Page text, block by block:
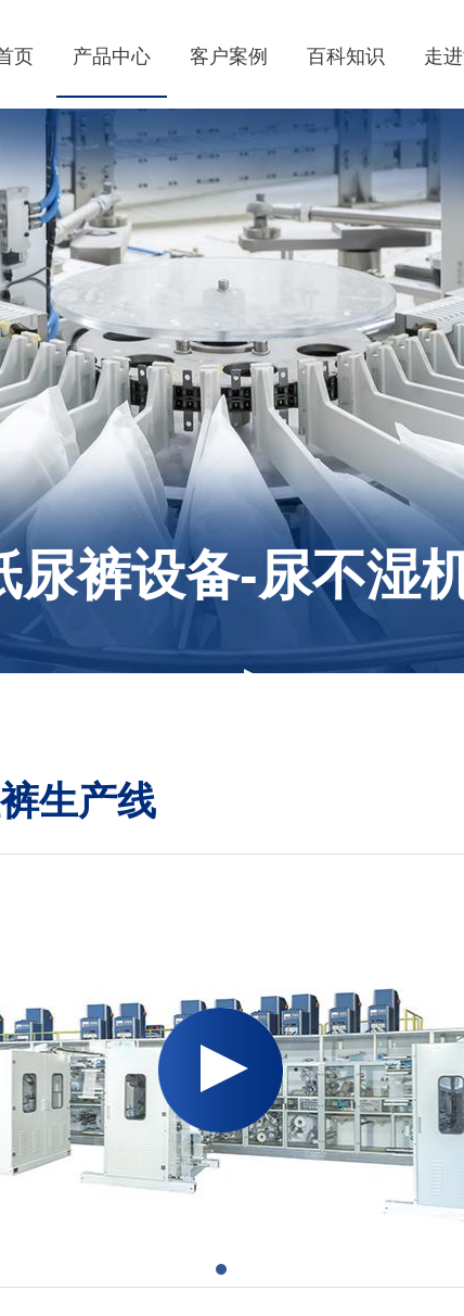
页 产品中心 客户案例 百科知识 走
尿裤设备-尿不湿
生产线